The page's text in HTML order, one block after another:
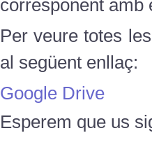
corresponent amb
Per veure totes
al següent enllaç:
Google Drive
Esperem que us